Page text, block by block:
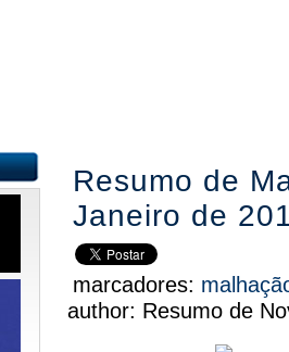
Resumo de
Janeiro de
marcadores:
author: Resumo de